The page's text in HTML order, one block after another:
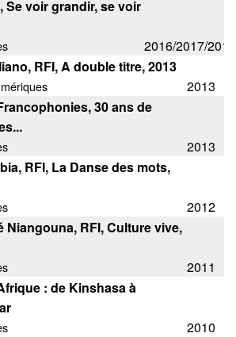
Se voir grandir, se voir
2016/2017/2018
RFI, A double titre, 2013
2013
30 ans de
2013
RFI, La Danse des mots,
2012
Niangouna, RFI, Culture vive,
2011
: de Kinshasa à
2010